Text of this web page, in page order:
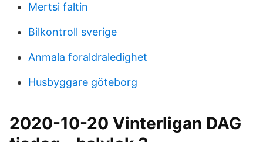
Mertsi faltin
Bilkontroll sverige
Anmala foraldraledighet
Husbyggare göteborg
2020-10-20 Vinterligan DAG